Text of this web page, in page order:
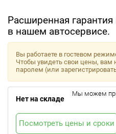
Расширенная
в нашем автосервисе.
Вы работаете в гостевом
Чтобы увидеть свои цены, вам
паролем (или
Нет на складе
Мы можем
Посмотреть цены и сроки